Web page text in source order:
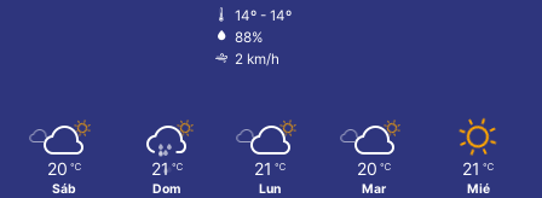
14º - 14º
88%
2 km/h
20 ℃
Sáb
21 ℃
Dom
21 ℃
Lun
20 ℃
Mar
21 ℃
Mié